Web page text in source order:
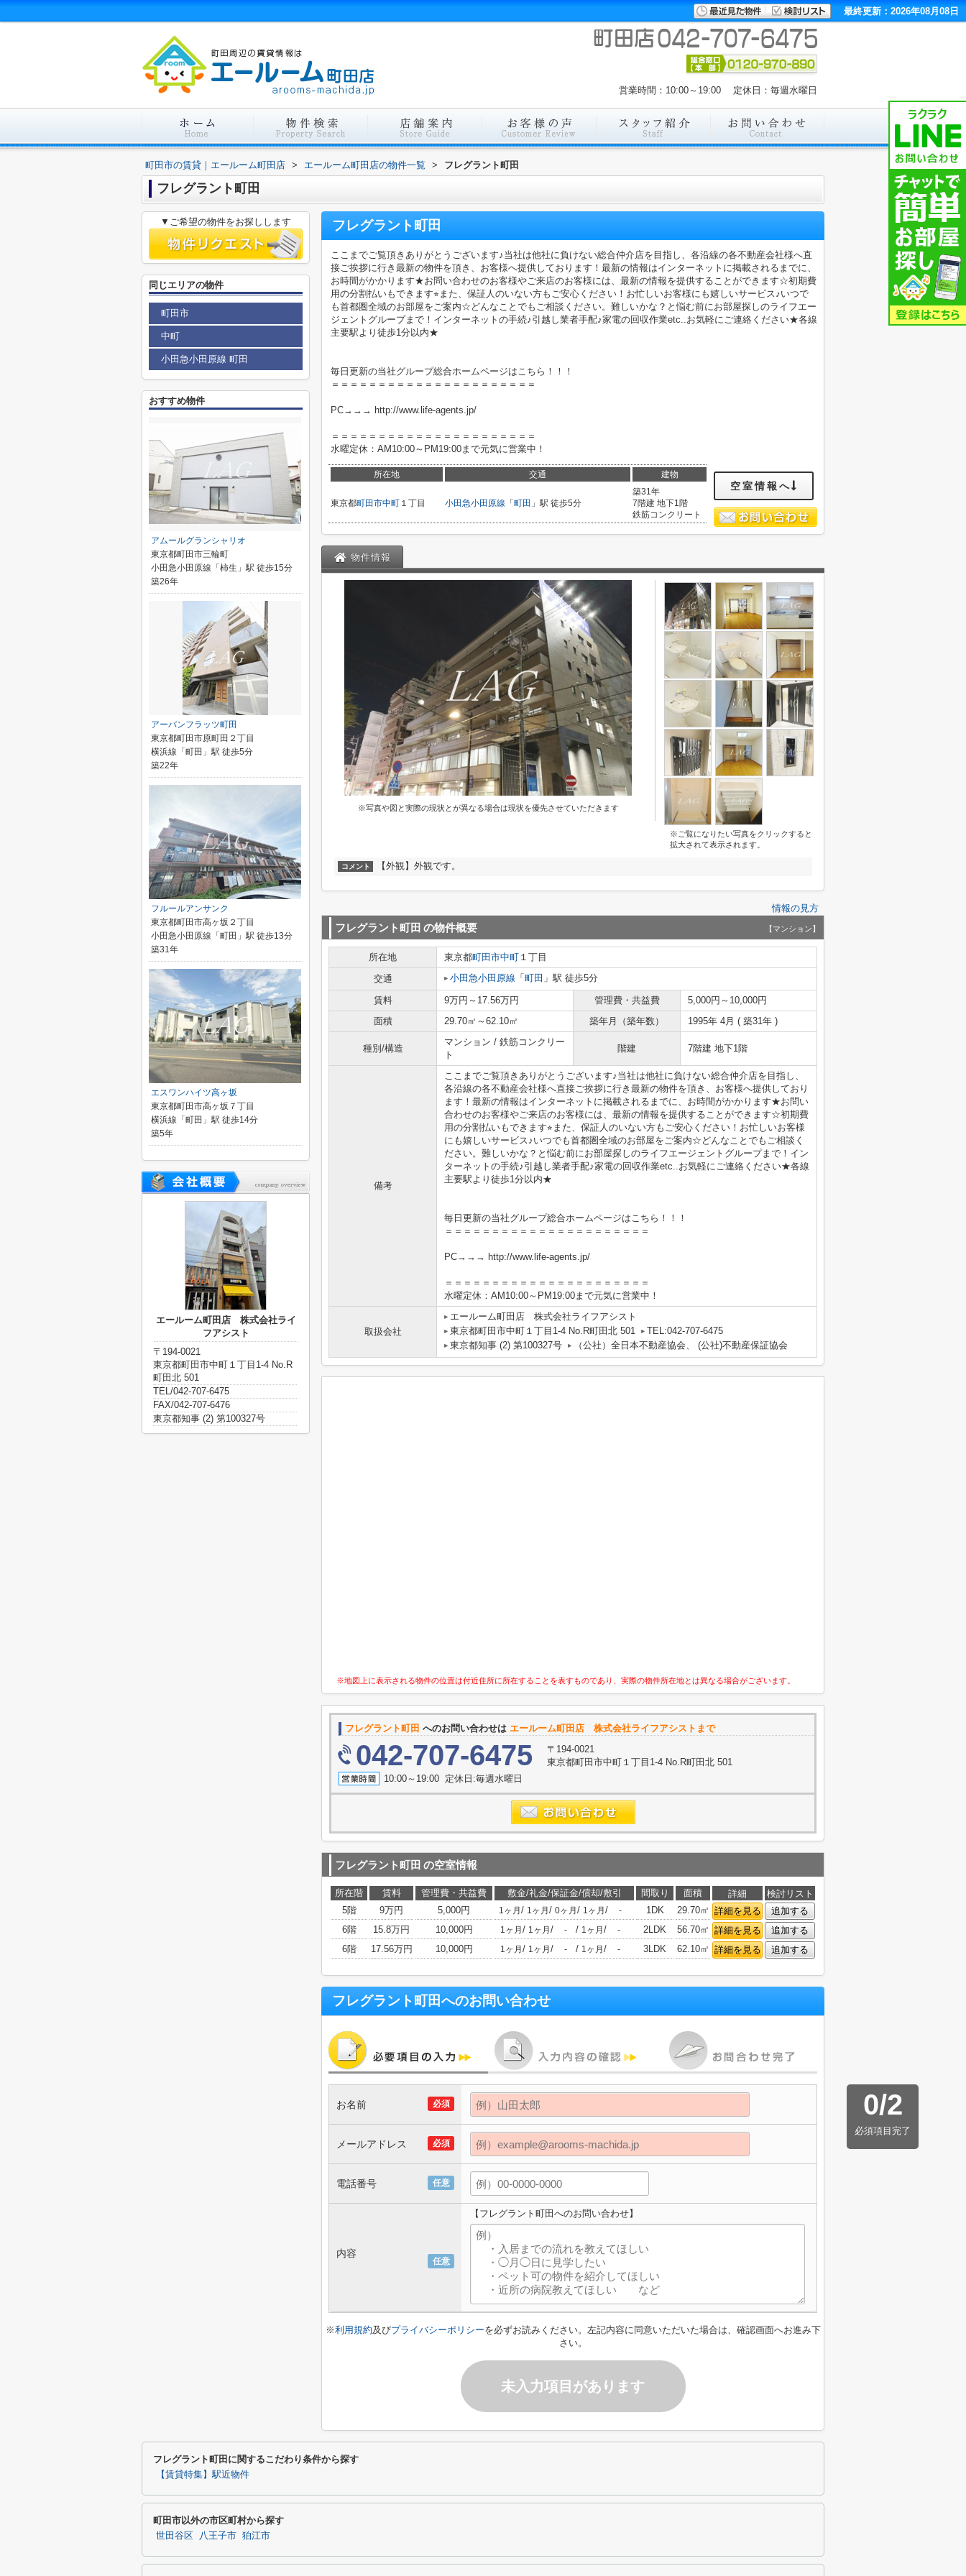
最終更新：2026年08月08日
営業時間：10:00～19:00 定休日：毎週水曜日
町田市の賃貸｜エールーム町田店 > エールーム町田店の物件一覧 > フレグラント町田
フレグラント町田
フレグラント町田
ここまでご覧頂きありがとうございます♪当社は他社に負けない総合仲介店を目指し、各沿線の各不動産会社様へ直
接ご挨拶に行き最新の物件を頂き、お客様へ提供しております！最新の情報はインターネットに掲載されるまでに、
お時間がかかります★お問い合わせのお客様やご来店のお客様には、最新の情報を提供することができます☆初期費
用の分割払いもできます⭐︎また、保証人のいない方もご安心ください！お忙しいお客様にも嬉しいサービス♪いつで
も首都圏全域のお部屋をご案内☆どんなことでもご相談ください。難しいかな？と悩む前にお部屋探しのライフエー
ジェントグループまで！インターネットの手続♪引越し業者手配♪家電の回収作業etc..お気軽にご連絡ください★各線
主要駅より徒歩1分以内★
毎日更新の当社グループ総合ホームページはこちら！！！
＝＝＝＝＝＝＝＝＝＝＝＝＝＝＝＝＝＝＝＝＝＝
PC→→→ http://www.life-agents.jp/
＝＝＝＝＝＝＝＝＝＝＝＝＝＝＝＝＝＝＝＝＝＝
水曜定休：AM10:00～PM19:00まで元気に営業中！
所在地 交通 建物
東京都町田市中町 １丁目 小田急小田原線 「 町田 」駅 徒歩5分
築31年
7階建 地下1階
鉄筋コンクリート
空室情報へ
物件情報
※写真や図と実際の現状とが異なる場合は現状を優先させていただきます
※ご覧になりたい写真をクリックすると
拡大されて表示されます。
コメント 【外観】外観です。
情報の見方
フレグラント町田 の物件概要 【マンション】
所在地 東京都町田市中町 １丁目
交通
小田急小田原線 「 町田 」駅 徒歩5分
賃料 9万円～17.56万円 管理費・共益費
5,000円～10,000円
面積
29.70㎡～62.10㎡ 築年月（築年数） 1995年 4月 ( 築31年 )
種別/構造
マンション / 鉄筋コンクリー
ト
階建 7階建 地下1階
備考
ここまでご覧頂きありがとうございます♪当社は他社に負けない総合仲介店を目指し、
各沿線の各不動産会社様へ直接ご挨拶に行き最新の物件を頂き、お客様へ提供しており
ます！最新の情報はインターネットに掲載されるまでに、お時間がかかります★お問い
合わせのお客様やご来店のお客様には、最新の情報を提供することができます☆初期費
用の分割払いもできます⭐︎また、保証人のいない方もご安心ください！お忙しいお客様
にも嬉しいサービス♪いつでも首都圏全域のお部屋をご案内☆どんなことでもご相談く
ださい。難しいかな？と悩む前にお部屋探しのライフエージェントグループまで！イン
ターネットの手続♪引越し業者手配♪家電の回収作業etc..お気軽にご連絡ください★各線
主要駅より徒歩1分以内★
毎日更新の当社グループ総合ホームページはこちら！！！
＝＝＝＝＝＝＝＝＝＝＝＝＝＝＝＝＝＝＝＝＝＝
PC→→→ http://www.life-agents.jp/
＝＝＝＝＝＝＝＝＝＝＝＝＝＝＝＝＝＝＝＝＝＝
水曜定休：AM10:00～PM19:00まで元気に営業中！
取扱会社
エールーム町田店 株式会社ライフアシスト
東京都町田市中町１丁目1-4 No.R町田北 501
TEL:042-707-6475
東京都知事 (2) 第100327号
（公社）全日本不動産協会、 (公社)不動産保証協会
※地図上に表示される物件の位置は付近住所に所在することを表すものであり、実際の物件所在地とは異なる場合がございます。
フレグラント町田 へのお問い合わせは エールーム町田店 株式会社ライフアシストまで
042-707-6475
〒194-0021
東京都町田市中町１丁目1-4 No.R町田北 501
10:00～19:00 定休日:毎週水曜日
フレグラント町田 の空室情報
所在階 賃料 管理費・共益費 敷金/礼金/保証金/償却/敷引 間取り 面積 詳細
検討リスト
5階
9万円 5,000円 1ヶ月 / 1ヶ月 / 0ヶ月 / 1ヶ月 / - 1DK 29.70㎡ 詳細を見る
追加する
6階
15.8万円 10,000円 1ヶ月 / 1ヶ月 / - / 1ヶ月 / - 2LDK 56.70㎡ 詳細を見る
追加する
6階
17.56万円 10,000円 1ヶ月 / 1ヶ月 / - / 1ヶ月 / - 3LDK 62.10㎡ 詳細を見る 追加する
フレグラント町田へのお問い合わせ
0/2
必須項目完了
必須
お名前
必須
メールアドレス
任意
電話番号
任意
内容
【フレグラント町田へのお問い合わせ】
※利用規約及びプライバシーポリシーを必ずお読みください。左記内容に同意いただいた場合は、確認画面へお進み下
さい。
未入力項目があります
▼ご希望の物件をお探しします
同じエリアの物件
町田市
中町
小田急小田原線 町田
おすすめ物件
アムールグランシャリオ
東京都町田市三輪町
小田急小田原線「柿生」駅 徒歩15分
築26年
アーバンフラッツ町田
東京都町田市原町田２丁目
横浜線「町田」駅 徒歩5分
築22年
フルールアンサンク
東京都町田市高ヶ坂２丁目
小田急小田原線「町田」駅 徒歩13分
築31年
エスワンハイツ高ヶ坂
東京都町田市高ヶ坂７丁目
横浜線「町田」駅 徒歩14分
築5年
エールーム町田店 株式会社ライ
フアシスト
〒194-0021
東京都町田市中町１丁目1-4 No.R
町田北 501
TEL/042-707-6475
FAX/042-707-6476
東京都知事 (2) 第100327号
フレグラント町田に関するこだわり条件から探す
【賃貸特集】駅近物件
町田市以外の市区町村から探す
世田谷区 八王子市 狛江市